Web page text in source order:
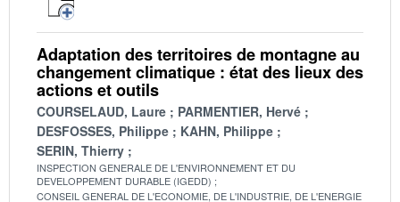
Adaptation des territoires de montagne au
changement climatique : état des lieux des
actions et outils
COURSELAUD, Laure
PARMENTIER, Hervé
DESFOSSES, Philippe
KAHN, Philippe
SERIN, Thierry
INSPECTION GENERALE DE L'ENVIRONNEMENT ET DU
DEVELOPPEMENT DURABLE (IGEDD)
CONSEIL GENERAL DE L'ECONOMIE, DE L'INDUSTRIE, DE L'ENERGIE